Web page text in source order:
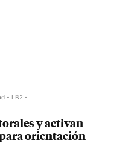
- LB2 -
y activan
orientación